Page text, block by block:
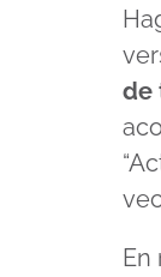
of
27
90%
de
En